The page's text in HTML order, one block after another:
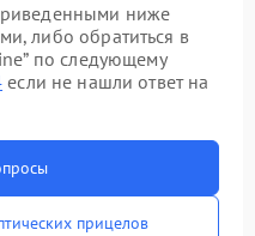
ниже
либо обратиться в
по следующему
если не нашли ответ на
прицелов